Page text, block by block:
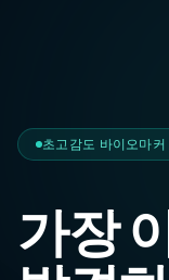
초고감도 바이오마커
가장